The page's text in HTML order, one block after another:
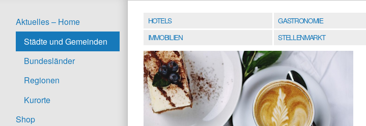
Aktuelles – Home
Städte und Gemeinden
Bundesländer
Regionen
Kurorte
Shop
HOTELS GASTRONOMIE
IMMOBILIEN
STELLENMARKT